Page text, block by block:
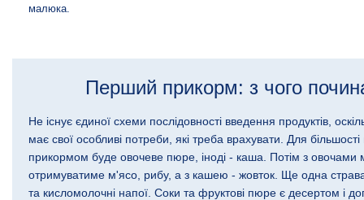
малюка.
Перший прикорм: з чого
Не існує єдиної схеми послідовності введення продуктів,
має свої особливі потреби, які треба врахувати. Для
прикормом буде овочеве пюре, іноді - каша. Потім з овочами
отримуватиме м'ясо, рибу, а з кашею - жовток. Ще одна
та кисломолочні напої. Соки та фруктові пюре є десертом і